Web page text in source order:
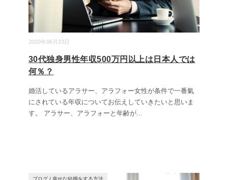
2020年06月23日
30代独身男性年収500万円以上は日本人では
何％？
婚活しているアラサー、アラフォー女性が条件で一番氣
にされている年収についてお伝えしていきたいと思いま
す。 アラサー、アラフォーと年齢が...
ブログ / 幸せな結婚をする方法